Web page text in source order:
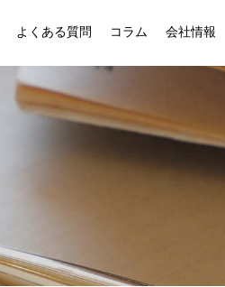
よくある質問 コラム
会社情報